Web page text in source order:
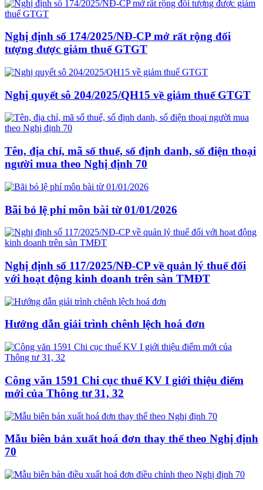
Nghị định số 174/2025/NĐ-CP mở rất rộng đối
tượng được giảm thuế GTGT
Nghị quyết sô 204/2025/QH15 về giảm thuế GTGT
Tên, địa chỉ, mã số thuế, số định danh, số điện thoại
người mua theo Nghị định 70
Bãi bỏ lệ phí môn bài từ 01/01/2026
Nghị định số 117/2025/NĐ-CP về quản lý thuế đối
với hoạt động kinh doanh trên sàn TMĐT
Hướng dẫn giải trình chênh lệch hoá đơn
Công văn 1591 Chi cục thuế KV I giới thiệu điểm
mới của Thông tư 31, 32
Mẫu biên bản xuất hoá đơn thay thế theo Nghị định
70